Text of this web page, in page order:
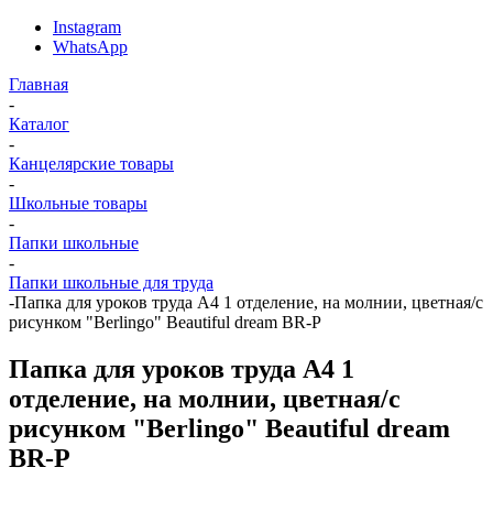
Instagram
WhatsApp
Главная
-
Каталог
-
Канцелярские товары
-
Школьные товары
-
Папки школьные
-
Папки школьные для труда
-Папка для уроков труда А4 1 отделение, на молнии, цветная/с
рисунком "Berlingo" Beautiful dream BR-P
Папка для уроков труда А4 1
отделение, на молнии, цветная/с
рисунком "Berlingo" Beautiful dream
BR-P